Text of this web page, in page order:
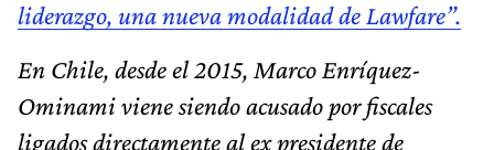
liderazgo, una nueva modalidad de Lawfare”.
En Chile, desde el 2015, Marco Enríquez-
Ominami viene siendo acusado por fiscales
ligados directamente al ex presidente de